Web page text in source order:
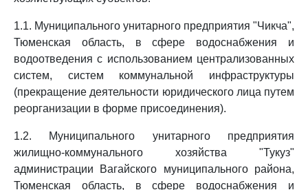
1.1. Муниципального унитарного предприятия "Чикча",
Тюменская область, в сфере водоснабжения и
водоотведения с использованием централизованных
систем, систем коммунальной инфраструктуры
(прекращение деятельности юридического лица путем
реорганизации в форме присоединения).
1.2. Муниципального унитарного предприятия
жилищно-коммунального хозяйства "Тукуз"
администрации Вагайского муниципального района,
Тюменская область, в сфере водоснабжения и